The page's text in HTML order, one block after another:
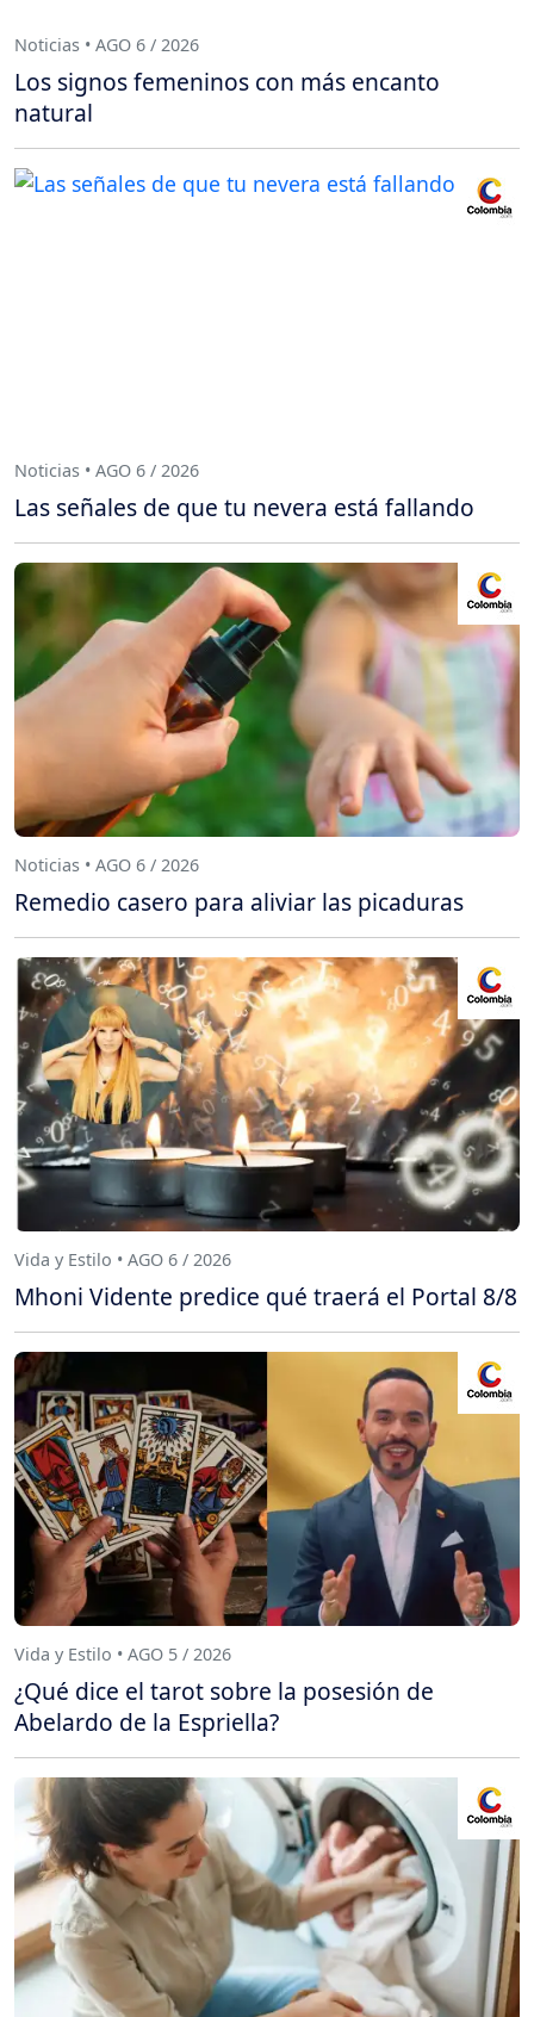
Noticias • AGO 6 / 2026
Los signos femeninos con más encanto
natural
Noticias • AGO 6 / 2026
Las señales de que tu nevera está fallando
Noticias • AGO 6 / 2026
Remedio casero para aliviar las picaduras
Vida y Estilo • AGO 6 / 2026
Mhoni Vidente predice qué traerá el Portal 8/8
Vida y Estilo • AGO 5 / 2026
¿Qué dice el tarot sobre la posesión de
Abelardo de la Espriella?